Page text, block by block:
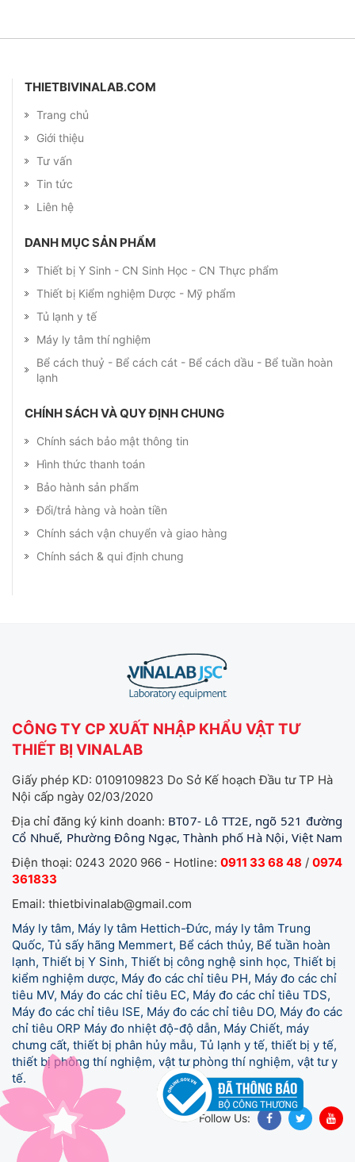
THIETBIVINALAB.COM
Trang chủ
Giới thiệu
Tư vấn
Tin tức
Liên hệ
DANH MỤC SẢN PHẨM
Thiết bị Y Sinh - CN Sinh Học - CN Thực phẩm
Thiết bị Kiểm nghiệm Dược - Mỹ phẩm
Tủ lạnh y tế
Máy ly tâm thí nghiệm
Bể cách thuỷ - Bể cách cát - Bể cách dầu - Bể tuần hoàn
lạnh
CHÍNH SÁCH VÀ QUY ĐỊNH CHUNG
Chính sách bảo mật thông tin
Hình thức thanh toán
Bảo hành sản phẩm
Đổi/trả hàng và hoàn tiền
Chính sách vận chuyển và giao hàng
Chính sách & qui định chung
CÔNG TY CP XUẤT NHẬP KHẨU VẬT TƯ
THIẾT BỊ VINALAB
Giấy phép KD: 0109109823 Do Sở Kế hoạch Đầu tư TP Hà
Nội cấp ngày 02/03/2020
Địa chỉ đăng ký kinh doanh: BT07- Lô TT2E, ngõ 521 đường
Cổ Nhuế, Phường Đông Ngạc, Thành phố Hà Nội, Việt Nam
Điện thoại: 0243 2020 966 - Hotline: 0911 33 68 48 / 0974
361833
Email: thietbivinalab@gmail.com
Máy ly tâm, Máy ly tâm Hettich-Đức, máy ly tâm Trung
Quốc, Tủ sấy hãng Memmert, Bể cách thủy, Bể tuần hoàn
lạnh, Thiết bị Y Sinh, Thiết bị công nghệ sinh học, Thiết bị
kiểm nghiệm dược, Máy đo các chỉ tiêu PH, Máy đo các chỉ
tiêu MV, Máy đo các chỉ tiêu EC, Máy đo các chỉ tiêu TDS,
Máy đo các chỉ tiêu ISE, Máy đo các chỉ tiêu DO, Máy đo các
chỉ tiêu ORP Máy đo nhiệt độ-độ dẫn, Máy Chiết, máy
chưng cất, thiết bị phân hủy mẫu, Tủ lạnh y tế, thiết bị y tế,
thiết bị phòng thí nghiệm, vật tư phòng thí nghiệm, vật tư y
tế.
Follow Us: